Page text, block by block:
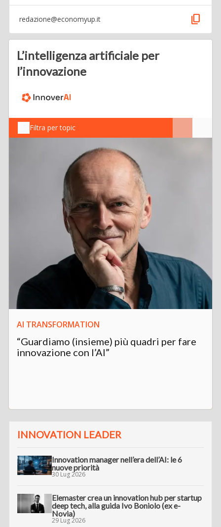
redazione@economyup.it content_copy
L’intelligenza artificiale per
l’innovazione
Filtra per topic
AI TRANSFORMATION
“Guardiamo (insieme) più quadri per fare
innovazione con l’AI”
INNOVATION LEADER
Innovation manager nell’era dell’AI: le 6
nuove priorità
30 Lug 2026
Elemaster crea un innovation hub per startup
deep tech, alla guida Ivo Boniolo (ex e-
Novia)
29 Lug 2026